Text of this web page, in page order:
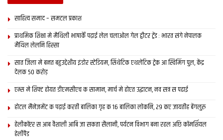
साहित्य समाद – समटल प्रकाश
प्राथमिक शि‍क्षा मे मैथि‍ली भाषाकेँ पढ़ाई लेल चलाओल गेल ट्वीटर ट्रेंड : भारत संगे नेपालक
मैथिल लेलनि हिस्सा
सात जिला मे बनत बहुउद्देशीय इंडोर स्‍टेडि‍यम, सिंथेटिक एथलेटिक ट्रेक आ स्विमिंग पुल, केंद्र
देलक 50 करोड़
एम्स मे शिफ्ट होयत डीएमसीएच क सामान, मार्च मे होएत उद्घाटन, नव सत्र स पढाई
होटल मैनेजमेंट क पढ़ाई करती बालिका गृह क 16 बालिका लोकनि, 29 कए जायतीह बेंगलुरु
हेलीकॉप्टर स आब वैशाली आबि जा सकता सैलानी, पर्यटन विभाग बना रहल अछि कॉमर्शियल
हेलीपैड